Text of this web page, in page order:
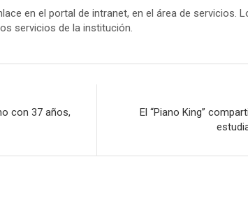
en el portal de intranet, en el área de servicios.
servicios de la institución.
con 37 años,
El “Piano King”